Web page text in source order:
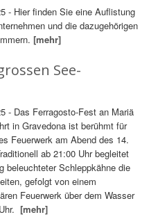
- Hier finden Sie eine Auflistung
und die dazugehörigen
[mehr]
See-
- Das Ferragosto-Fest an Mariä
in Gravedona ist berühmt für
Feuerwerk am Abend des 14.
ab 21:00 Uhr begleitet
beleuchteter Schleppkähne die
gefolgt von einem
Feuerwerk über dem Wasser
[mehr]